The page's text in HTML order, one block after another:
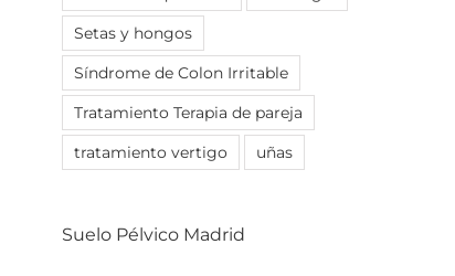
Setas y hongos
Síndrome de Colon Irritable
Tratamiento Terapia de pareja
tratamiento vertigo
uñas
Suelo Pélvico Madrid